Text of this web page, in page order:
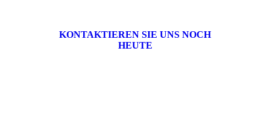
KONTAKTIEREN SIE UNS NOCH
HEUTE